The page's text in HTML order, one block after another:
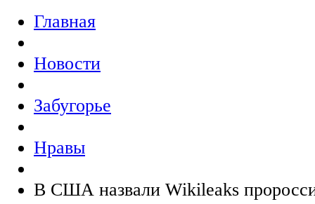
Главная
Новости
Забугорье
Нравы
В США назвали Wikileaks